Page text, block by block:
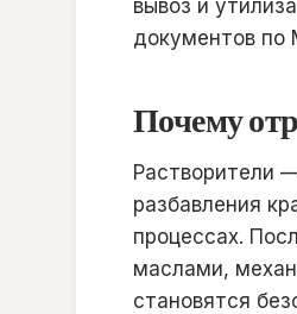
вывоз и
документов по
Почему
Растворители
разбавления
процессах.
маслами,
становятся